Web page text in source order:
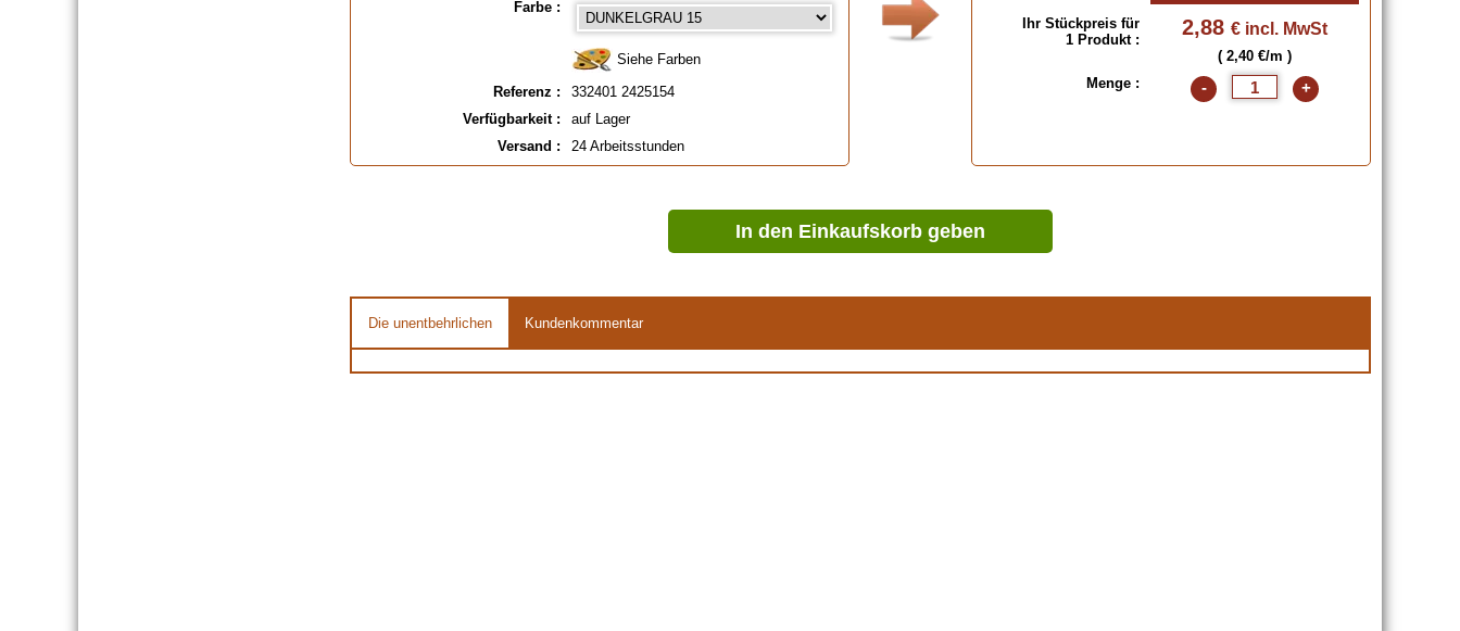
Farbe :
Siehe Farben
Referenz :
332401 2425154
Verfügbarkeit :
auf Lager
Versand :
24 Arbeitsstunden
Ihr Stückpreis für
1 Produkt :
2,88 € incl. MwSt
( 2,40 €/m )
Menge :
- +
In den Einkaufskorb geben
Die unentbehrlichen Kundenkommentar